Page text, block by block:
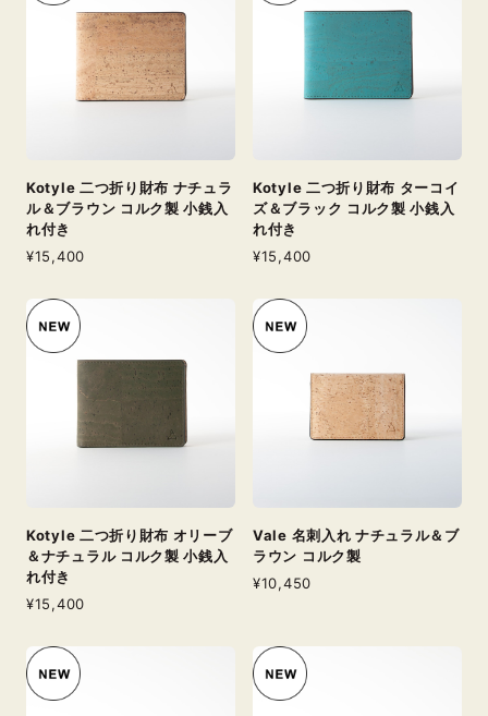
Kotyle 二つ折り財布 ナチュラ
ル＆ブラウン コルク製 小銭入
れ付き
¥15,400
Kotyle 二つ折り財布 ターコイ
ズ＆ブラック コルク製 小銭入
れ付き
¥15,400
Kotyle 二つ折り財布 オリーブ
＆ナチュラル コルク製 小銭入
れ付き
¥15,400
Vale 名刺入れ ナチュラル＆ブ
ラウン コルク製
¥10,450